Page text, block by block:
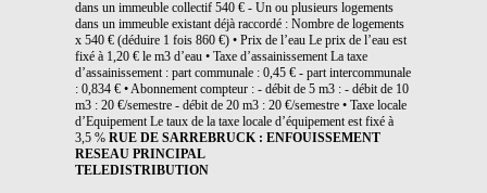
dans un immeuble collectif 540 € - Un ou plusieurs logements
dans un immeuble existant déjà raccordé : Nombre de logements
x 540 € (déduire 1 fois 860 €) • Prix de l’eau Le prix de l’eau est
fixé à 1,20 € le m3 d’eau • Taxe d’assainissement La taxe
d’assainissement : part communale : 0,45 € - part intercommunale
: 0,834 € • Abonnement compteur : - débit de 5 m3 : - débit de 10
m3 : 20 €/semestre - débit de 20 m3 : 20 €/semestre • Taxe locale
d’Equipement Le taux de la taxe locale d’équipement est fixé à
3,5 % RUE DE SARREBRUCK : ENFOUISSEMENT
RESEAU PRINCIPAL
TELEDISTRIBUTION